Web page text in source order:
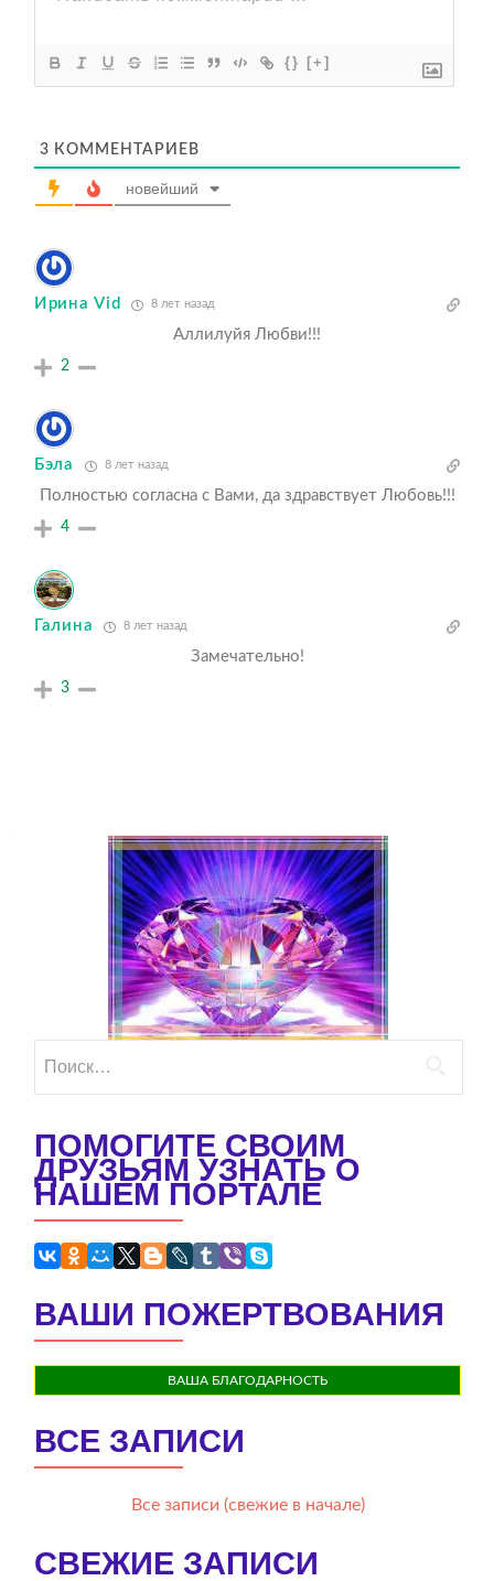
{} [+]
3 КОММЕНТАРИЕВ
новейший
Ирина Vid 8 лет назад
Аллилуйя Любви!!!
2
Бэла 8 лет назад
Полностью согласна с Вами, да здравствует Любовь!!!
4
Галина 8 лет назад
Замечательно!
3
ПОМОГИТЕ СВОИМ
ДРУЗЬЯМ УЗНАТЬ О
НАШЕМ ПОРТАЛЕ
ВАШИ ПОЖЕРТВОВАНИЯ
ВАША БЛАГОДАРНОСТЬ
ВСЕ ЗАПИСИ
Все записи (свежие в начале)
СВЕЖИЕ ЗАПИСИ